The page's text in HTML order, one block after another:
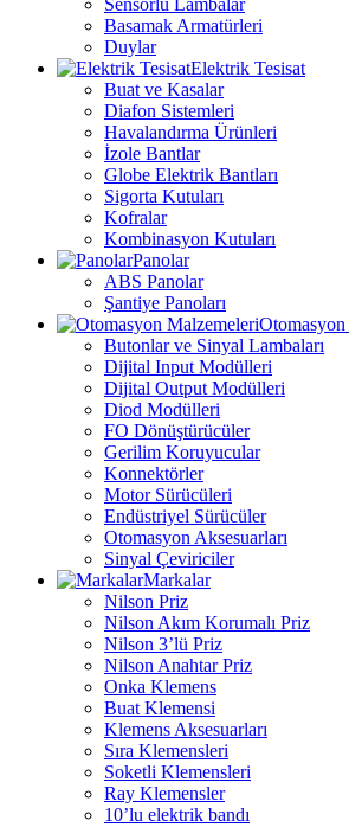
Sensörlü Lambalar
Basamak Armatürleri
Duylar
Elektrik Tesisat
Buat ve Kasalar
Diafon Sistemleri
Havalandırma Ürünleri
İzole Bantlar
Globe Elektrik Bantları
Sigorta Kutuları
Kofralar
Kombinasyon Kutuları
Panolar
ABS Panolar
Şantiye Panoları
Butonlar ve Sinyal Lambaları
Dijital Input Modülleri
Dijital Output Modülleri
Diod Modülleri
FO Dönüştürücüler
Gerilim Koruyucular
Konnektörler
Motor Sürücüleri
Endüstriyel Sürücüler
Otomasyon Aksesuarları
Sinyal Çeviriciler
Markalar
Nilson Priz
Nilson Akım Korumalı Priz
Nilson 3’lü Priz
Nilson Anahtar Priz
Onka Klemens
Buat Klemensi
Klemens Aksesuarları
Sıra Klemensleri
Soketli Klemensleri
Ray Klemensler
10’lu elektrik bandı